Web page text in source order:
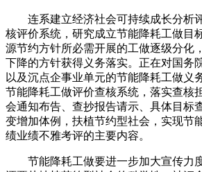
连系建立经济社会可持续成长分析
核评价系统，研究成立节能降耗工做目
源节约方针所必需开展的工做逐级分化
下降的方针获得义务落实。正在对国务
以及沉点企事业单元的节能降耗工做义
节能降耗工做评价查核系统，落实查核
会通知布告、查抄报告请示、具体目标
变增加体例，扶植节约型社会，实现节
绩业绩不雅考评的主要内容。
节能降耗工做要进一步加大宣传力度